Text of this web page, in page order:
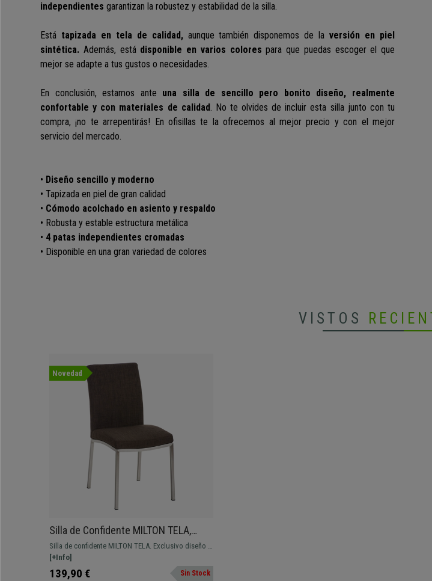
independientes garantizan la robustez y estabilidad de la silla.
Está tapizada en tela de calidad,aunque también disponemos de laversión en piel
sintética. Además, está disponible en varios colores para que puedas escoger el que
mejor se adapte a tus gustos o necesidades.
En conclusión, estamos ante una silla de sencillo pero bonito diseño, realmente
confortable y con materiales de calidad . No te olvides de incluir esta silla junto con tu
compra, ¡no te arrepentirás! En ofisillas te la ofrecemos al mejor precio y con el mejor
servicio del mercado.
• Diseño sencillo y moderno
• Tapizada en piel de gran calidad
• Cómodo acolchado en asiento y respaldo
• Robusta y estable estructura metálica
• 4 patas independientes cromadas
• Disponible en una gran variedad de colores
VISTOS
Novedad
Silla de Confidente MILTON TELA,
Diseño Exclusivo, Color Marrón
Silla de confidente MILTON TELA. Exclusivo diseño y
confort sensacional. Una pieza de líneas sencillas
fabricada con materiales de calidad.
[+Info]
139,90 € Sin Stock